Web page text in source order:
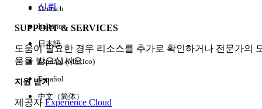
신뢰
SUPPORT & SERVICES
도움이 필요한 경우 리소스를 추가로 확인하거나 전문가의
움을 받으십시오.
지원 받기
제공자 Experience Cloud
Deutsch
Italiano
日本語
Español (México)
Español
中文（简体）